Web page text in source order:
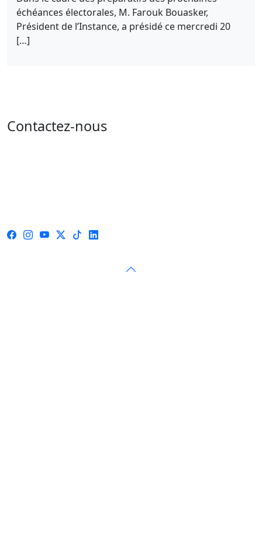
échéances électorales, M. Farouk Bouasker,
Président de l’Instance, a présidé ce mercredi 20
[…]
Contactez-nous